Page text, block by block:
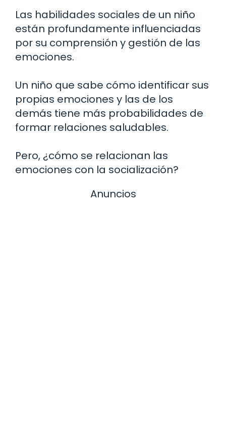
Las habilidades sociales de un niño
están profundamente influenciadas
por su comprensión y gestión de las
emociones.
Un niño que sabe cómo identificar sus
propias emociones y las de los
demás tiene más probabilidades de
formar relaciones saludables.
Pero, ¿cómo se relacionan las
emociones con la socialización?
Anuncios